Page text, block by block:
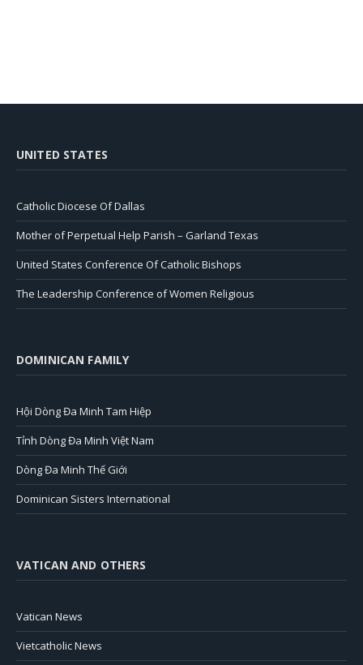
UNITED STATES
Catholic Diocese Of Dallas
Mother of Perpetual Help Parish – Garland Texas
United States Conference Of Catholic Bishops
The Leadership Conference of Women Religious
DOMINICAN FAMILY
Hội Dòng Đa Minh Tam Hiệp
Tỉnh Dòng Đa Minh Việt Nam
Dòng Đa Minh Thế Giới
Dominican Sisters International
VATICAN AND OTHERS
Vatican News
Vietcatholic News